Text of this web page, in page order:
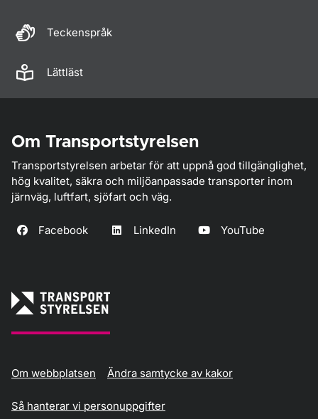
Teckenspråk
Lättläst
Om Transportstyrelsen
Transportstyrelsen arbetar för att uppnå god tillgänglighet,
hög kvalitet, säkra och miljöanpassade transporter inom
järnväg, luftfart, sjöfart och väg.
Facebook LinkedIn YouTube
Om webbplatsen Ändra samtycke av kakor
Så hanterar vi personuppgifter